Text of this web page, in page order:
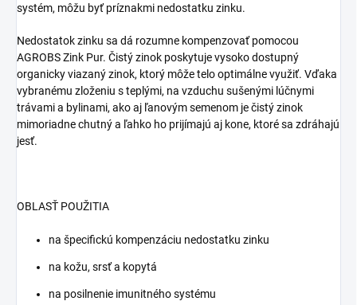
systém, môžu byť príznakmi nedostatku zinku.
Nedostatok zinku sa dá rozumne kompenzovať pomocou
AGROBS Zink Pur. Čistý zinok poskytuje vysoko dostupný
organicky viazaný zinok, ktorý môže telo optimálne využiť. Vďaka
vybranému zloženiu s teplými, na vzduchu sušenými lúčnymi
trávami a bylinami, ako aj ľanovým semenom je čistý zinok
mimoriadne chutný a ľahko ho prijímajú aj kone, ktoré sa zdráhajú
jesť.
OBLASŤ POUŽITIA
na špecifickú kompenzáciu nedostatku zinku
na kožu, srsť a kopytá
na posilnenie imunitného systému